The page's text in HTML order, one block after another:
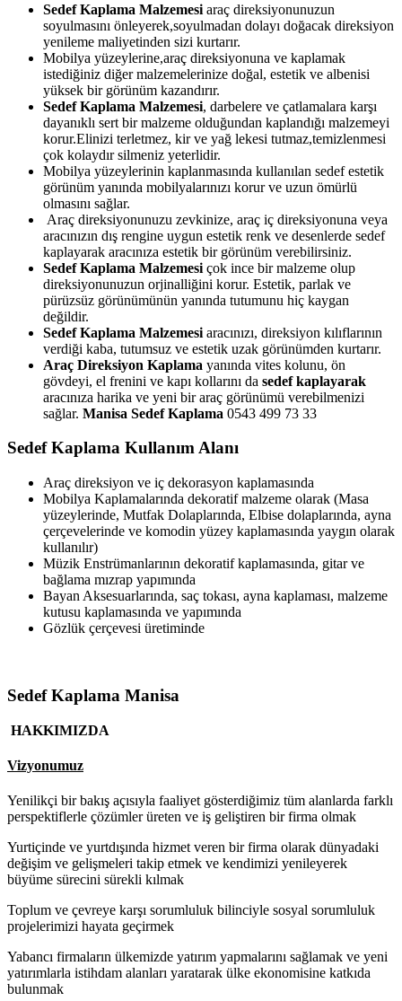
Sedef Kaplama Malzemesi araç direksiyonunuzun
soyulmasını önleyerek,soyulmadan dolayı doğacak direksiyon
yenileme maliyetinden sizi kurtarır.
Mobilya yüzeylerine,araç direksiyonuna ve kaplamak
istediğiniz diğer malzemelerinize doğal, estetik ve albenisi
yüksek bir görünüm kazandırır.
Sedef Kaplama Malzemesi, darbelere ve çatlamalara karşı
dayanıklı sert bir malzeme olduğundan kaplandığı malzemeyi
korur.Elinizi terletmez, kir ve yağ lekesi tutmaz,temizlenmesi
çok kolaydır silmeniz yeterlidir.
Mobilya yüzeylerinin kaplanmasında kullanılan sedef estetik
görünüm yanında mobilyalarınızı korur ve uzun ömürlü
olmasını sağlar.
Araç direksiyonunuzu zevkinize, araç iç direksiyonuna veya
aracınızın dış rengine uygun estetik renk ve desenlerde sedef
kaplayarak aracınıza estetik bir görünüm verebilirsiniz.
Sedef Kaplama Malzemesi çok ince bir malzeme olup
direksiyonunuzun orjinalliğini korur. Estetik, parlak ve
pürüzsüz görünümünün yanında tutumunu hiç kaygan
değildir.
Sedef Kaplama Malzemesi aracınızı, direksiyon kılıflarının
verdiği kaba, tutumsuz ve estetik uzak görünümden kurtarır.
Araç Direksiyon Kaplama yanında vites kolunu, ön
gövdeyi, el frenini ve kapı kollarını da sedef kaplayarak
aracınıza harika ve yeni bir araç görünümü verebilmenizi
sağlar. Manisa Sedef Kaplama 0543 499 73 33
Sedef Kaplama Kullanım Alanı
Araç direksiyon ve iç dekorasyon kaplamasında
Mobilya Kaplamalarında dekoratif malzeme olarak (Masa
yüzeylerinde, Mutfak Dolaplarında, Elbise dolaplarında, ayna
çerçevelerinde ve komodin yüzey kaplamasında yaygın olarak
kullanılır)
Müzik Enstrümanlarının dekoratif kaplamasında, gitar ve
bağlama mızrap yapımında
Bayan Aksesuarlarında, saç tokası, ayna kaplaması, malzeme
kutusu kaplamasında ve yapımında
Gözlük çerçevesi üretiminde
Sedef Kaplama Manisa
HAKKIMIZDA
Vizyonumuz
Yenilikçi bir bakış açısıyla faaliyet gösterdiğimiz tüm alanlarda farklı
perspektiflerle çözümler üreten ve iş geliştiren bir firma olmak
Yurtiçinde ve yurtdışında hizmet veren bir firma olarak dünyadaki
değişim ve gelişmeleri takip etmek ve kendimizi yenileyerek
büyüme sürecini sürekli kılmak
Toplum ve çevreye karşı sorumluluk bilinciyle sosyal sorumluluk
projelerimizi hayata geçirmek
Yabancı firmaların ülkemizde yatırım yapmalarını sağlamak ve yeni
yatırımlarla istihdam alanları yaratarak ülke ekonomisine katkıda
bulunmak